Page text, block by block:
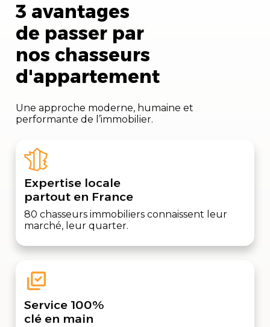
3 avantages
de passer par
nos chasseurs
d'appartement
Une approche moderne, humaine et
performante de l’immobilier.
Expertise locale
partout en France
80 chasseurs immobiliers connaissent leur
marché, leur quarter.
Service 100%
clé en main